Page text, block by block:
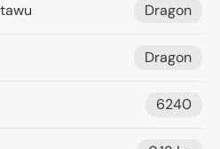
Dragon
Dragon
6240